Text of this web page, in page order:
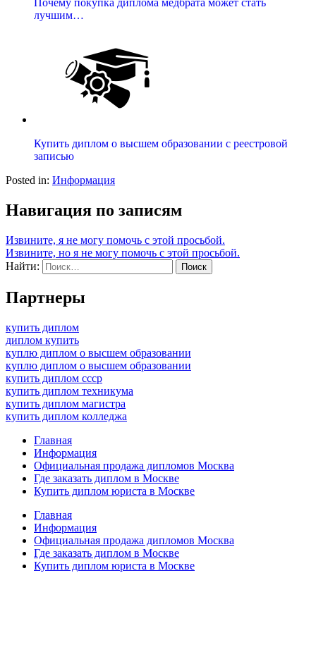
Почему покупка диплома медбрата может стать
лучшим…
Купить диплом о высшем образовании с реестровой
записью
Posted in: Информация
Навигация по записям
Извините, я не могу помочь с этой просьбой.
Извините, но я не могу помочь с этой просьбой.
Найти:
Партнеры
купить диплом
диплом купить
куплю диплом о высшем образовании
куплю диплом о высшем образовании
купить диплом ссср
купить диплом техникума
купить диплом магистра
купить диплом колледжа
Главная
Информация
Официальная продажа дипломов Москва
Где заказать диплом в Москве
Купить диплом юриста в Москве
Главная
Информация
Официальная продажа дипломов Москва
Где заказать диплом в Москве
Купить диплом юриста в Москве